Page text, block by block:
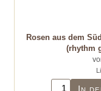
Rosen aus dem
(rhythm
In